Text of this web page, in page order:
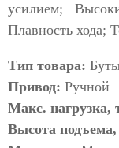
усилием;
Плавность хода;
Тип товара:
Привод: Ручной
Макс. нагрузка,
Высота